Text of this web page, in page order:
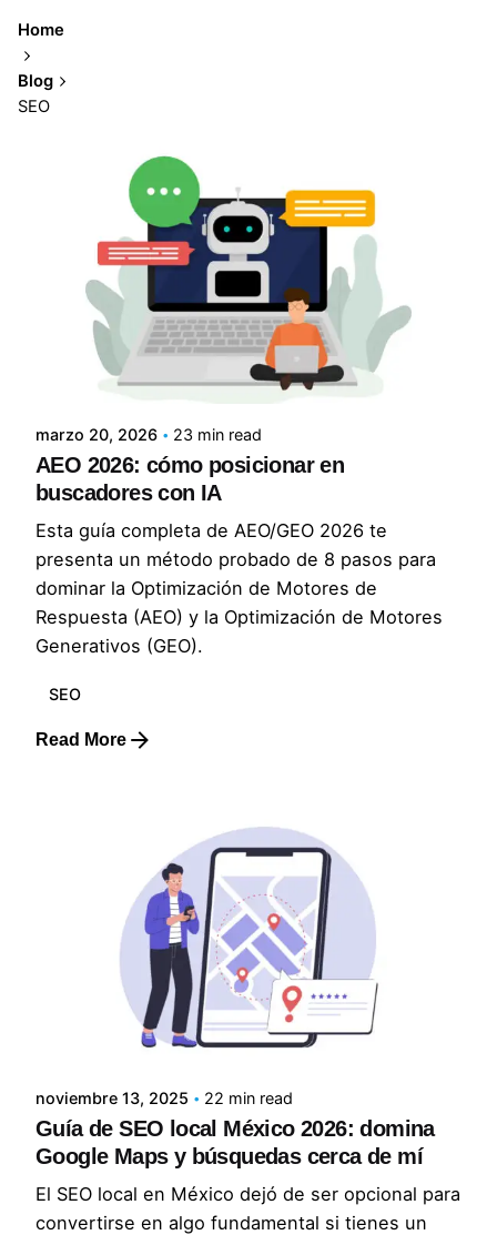
Home
Blog
SEO
Posted by
Norma Rodríguez
marzo 20, 2026 23 min read
AEO 2026: cómo posicionar en
buscadores con IA
Esta guía completa de AEO/GEO 2026 te
presenta un método probado de 8 pasos para
dominar la Optimización de Motores de
Respuesta (AEO) y la Optimización de Motores
Generativos (GEO).
SEO
Read More
Posted by
Norma Rodríguez
noviembre 13, 2025 22 min read
Guía de SEO local México 2026: domina
Google Maps y búsquedas cerca de mí
El SEO local en México dejó de ser opcional para
convertirse en algo fundamental si tienes un